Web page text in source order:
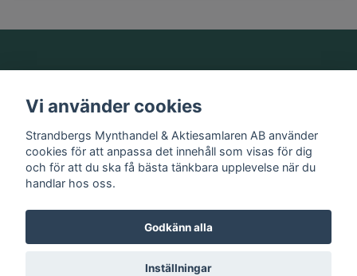
Information
Sociala medier
© 2026 Strandbergs Mynthandel & Aktiesamlaren AB
Vi använder cookies
Strandbergs Mynthandel & Aktiesamlaren AB använder
cookies för att anpassa det innehåll som visas för dig
och för att du ska få bästa tänkbara upplevelse när du
handlar hos oss.
Godkänn alla
Inställningar